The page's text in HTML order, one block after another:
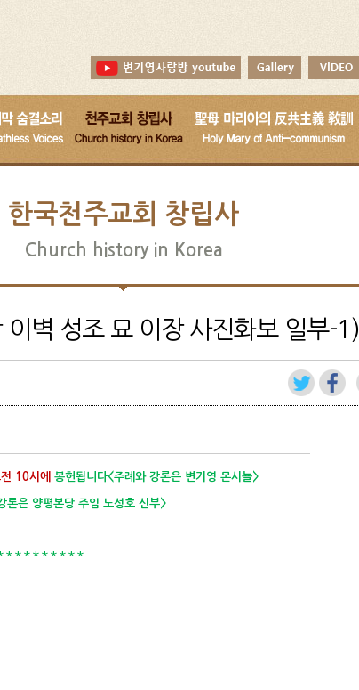
한국천주교회 창립사
Church history in Korea
벽 성조 묘 이장 사진화보 일부-1)
10시에 봉헌됩니다<주례와 강론은 변기영 몬시뇰>
론은 양평본당 주임 노성호 신부>